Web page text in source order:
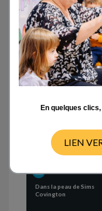
Activités
- TOUT - CYCLE 1
Dans la peau de Sims
Covington
En quelques
LIEN